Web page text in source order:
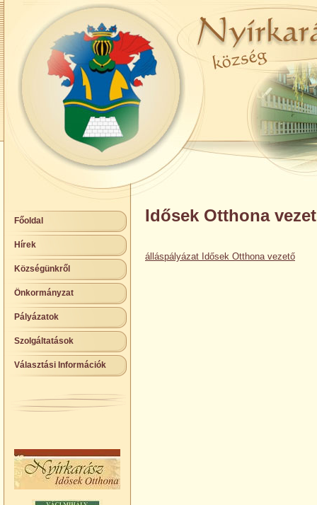
Főoldal
Hírek
Községünkről
Önkormányzat
Pályázatok
Szolgáltatások
Választási Információk
Idősek Otthona
álláspályázat Idősek Otthona vezető